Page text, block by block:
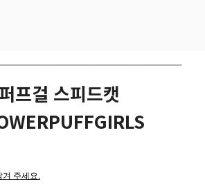
프걸 스피드캣
주세요.